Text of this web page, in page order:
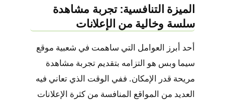
الميزة التنافسية: تجربة مشاهدة
سلسة وخالية من الإعلانات
أحد أبرز العوامل التي ساهمت في شعبية موقع
سيما وبس هو التزامه بتقديم تجربة مشاهدة
مريحة قدر الإمكان. ففي الوقت الذي تعاني فيه
العديد من المواقع المنافسة من كثرة الإعلانات